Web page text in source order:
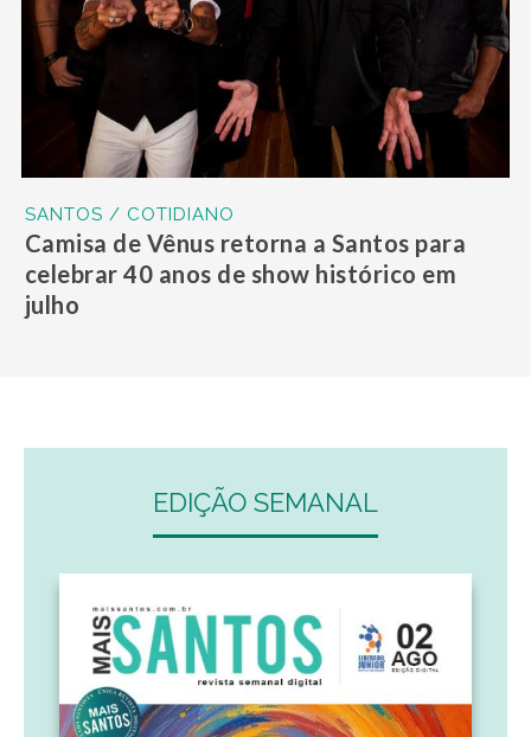
SANTOS / COTIDIANO
Camisa de Vênus retorna a Santos para
celebrar 40 anos de show histórico em
julho
EDIÇÃO SEMANAL